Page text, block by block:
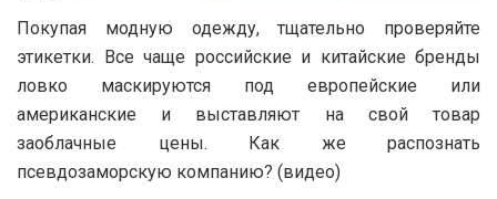
Покупая модную одежду, тщательно проверяйте
этикетки. Все чаще российские и китайские бренды
ловко маскируются под европейские или
американские и выставляют на свой товар
заоблачные цены. Как же распознать
псевдозаморскую компанию? (видео)